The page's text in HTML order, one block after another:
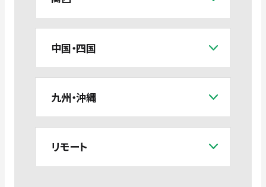
中国・四国
九州・沖縄
リモート